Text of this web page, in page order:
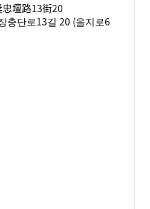
壇路13街20
충단로13길 20 (을지로6